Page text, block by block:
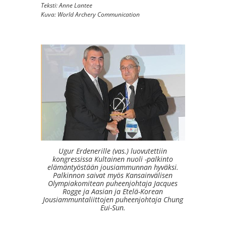
Teksti: Anne Lantee
Kuva: World Archery Communication
Ugur Erdenerille (vas.) luovutettiin
kongressissa Kultainen nuoli -palkinto
elämäntyöstään jousiammunnan hyväksi.
Palkinnon saivat myös Kansainvälisen
Olympiakomitean puheenjohtaja Jacques
Rogge ja Aasian ja Etelä-Korean
Jousiammuntaliittojen puheenjohtaja Chung
Eui-Sun.